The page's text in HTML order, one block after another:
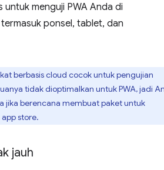
untuk menguji PWA Anda di
ponsel, tablet, dan
berbasis cloud cocok untuk pengujian
tidak dioptimalkan untuk PWA, jadi
jika berencana membuat paket untuk
store.
jauh